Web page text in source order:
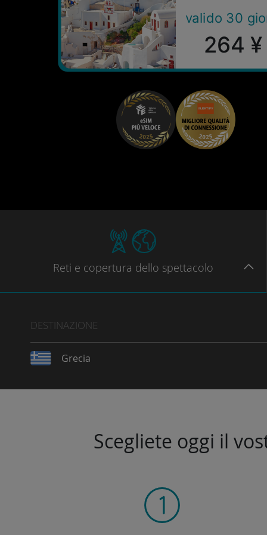
valido 30
264 ¥
Reti e copertura dello spettacolo
DESTINAZIONE
Grecia
Scegliete oggi il